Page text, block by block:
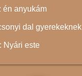
én anyukám
dal gyerekeknek
Nyári este